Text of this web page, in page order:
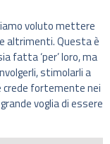
voluto mettere
altrimenti. Questa è
fatta ‘per’ loro, ma
stimolarli a
crede fortemente nei
voglia di essere